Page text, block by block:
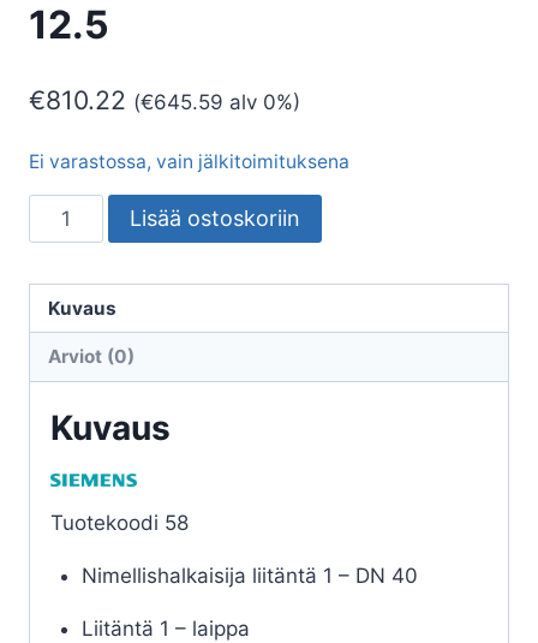
12.5
€810.22 (€645.59 alv 0%)
Ei varastossa, vain jälkitoimituksena
SIEMENS
-
12.5
määrä
Lisää ostoskoriin
Kuvaus
Arviot (0)
Kuvaus
Tuotekoodi 58
Nimellishalkaisija liitäntä 1 – DN 40
Liitäntä 1 – laippa